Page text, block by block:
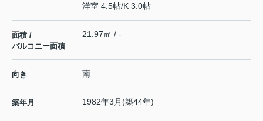
洋室 4.5帖/K 3.0帖
面積 /
バルコニー面積
21.97㎡ / -
向き 南
築年月 1982年3月(築44年)